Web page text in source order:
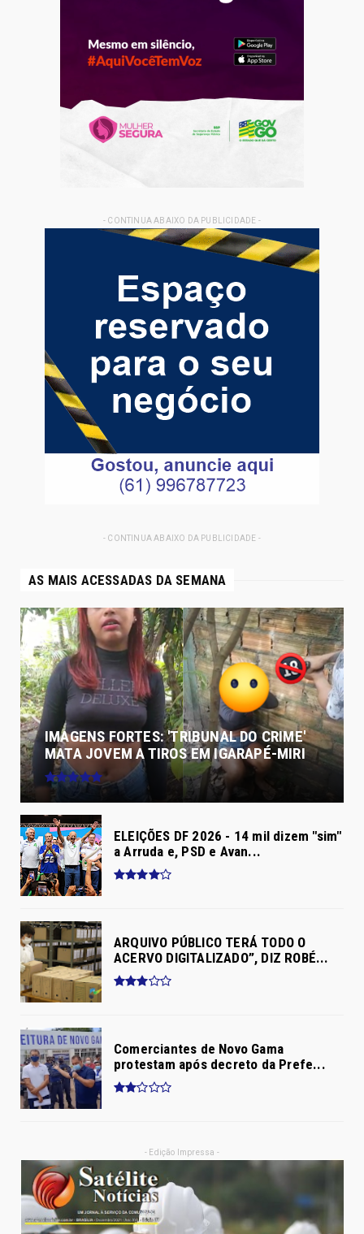
- CONTINUA ABAIXO DA PUBLICIDADE -
- CONTINUA ABAIXO DA PUBLICIDADE -
AS MAIS ACESSADAS DA SEMANA
IMAGENS FORTES: 'TRIBUNAL DO CRIME'
MATA JOVEM A TIROS EM IGARAPÉ-MIRI
ELEIÇÕES DF 2026 - 14 mil dizem "sim"
a Arruda e, PSD e Avan...
ARQUIVO PÚBLICO TERÁ TODO O
ACERVO DIGITALIZADO”, DIZ ROBÉ...
Comerciantes de Novo Gama
protestam após decreto da Prefe...
- Edição Impressa -